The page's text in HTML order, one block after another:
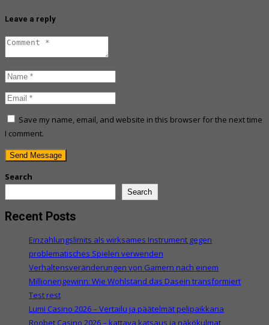
Leave a reply
Save my name, email, and website in this browser for the next time
I comment.
Search
Search
Recent Posts
Einzahlungslimits als wirksames Instrument gegen
problematisches Spielen verwenden
Verhaltensveränderungen von Gamern nach einem
Millionengewinn: Wie Wohlstand das Dasein transformiert
Test rest
Lumi Casino 2026 – Vertailu ja päätelmät pelipaikkana
Roobet Casino 2026 – kattava katsaus ja näkökulmat